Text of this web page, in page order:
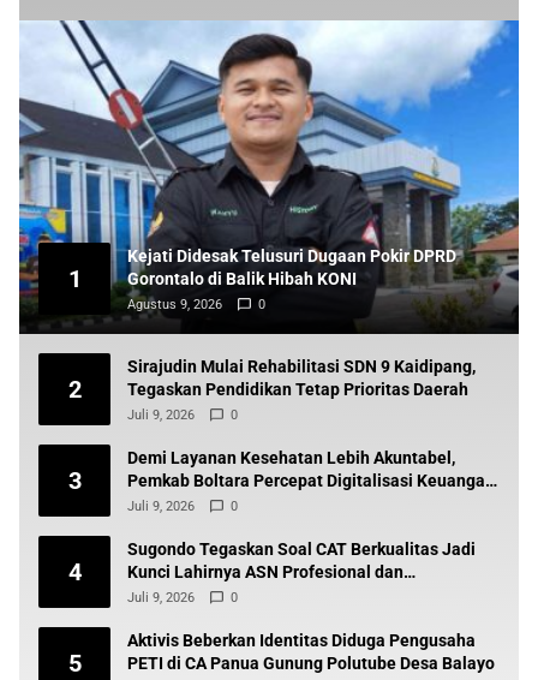
1
Kejati Didesak Telusuri Dugaan Pokir DPRD
Gorontalo di Balik Hibah KONI
Agustus 9, 2026 0
2
Sirajudin Mulai Rehabilitasi SDN 9 Kaidipang,
Tegaskan Pendidikan Tetap Prioritas Daerah
Juli 9, 2026 0
3
Demi Layanan Kesehatan Lebih Akuntabel,
Pemkab Boltara Percepat Digitalisasi Keuangan
BLUD
Juli 9, 2026 0
4
Sugondo Tegaskan Soal CAT Berkualitas Jadi
Kunci Lahirnya ASN Profesional dan
Berintegritas
Juli 9, 2026 0
5
Aktivis Beberkan Identitas Diduga Pengusaha
PETI di CA Panua Gunung Polutube Desa Balayo